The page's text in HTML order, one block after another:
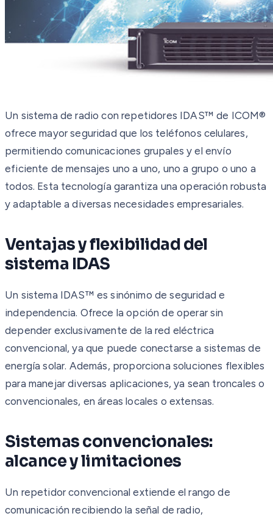
Un sistema de radio con repetidores IDAS™ de ICOM®
ofrece mayor seguridad que los teléfonos celulares,
permitiendo comunicaciones grupales y el envío
eficiente de mensajes uno a uno, uno a grupo o uno a
todos. Esta tecnología garantiza una operación robusta
y adaptable a diversas necesidades empresariales.
Ventajas y flexibilidad del
sistema IDAS
Un sistema IDAS™ es sinónimo de seguridad e
independencia. Ofrece la opción de operar sin
depender exclusivamente de la red eléctrica
convencional, ya que puede conectarse a sistemas de
energía solar. Además, proporciona soluciones flexibles
para manejar diversas aplicaciones, ya sean troncales o
convencionales, en áreas locales o extensas.
Sistemas convencionales:
alcance y limitaciones
Un repetidor convencional extiende el rango de
comunicación recibiendo la señal de radio,